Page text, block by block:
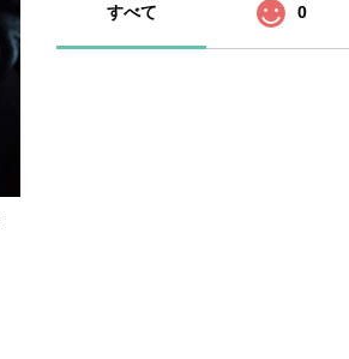
すべて 0